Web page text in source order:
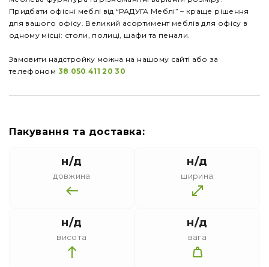
Придбати офісні меблі від “РАДУГА Меблі” – краще рішення
для вашого офісу. Великий асортимент меблів для офісу в
одному місці: столи, полиці, шафи та пенали.
Замовити надстройку можна на нашому сайті або за
телефоном 38 050 411 20 30
Пакування та доставка:
н/д
довжина
н/д
ширина
н/д
висота
н/д
вага